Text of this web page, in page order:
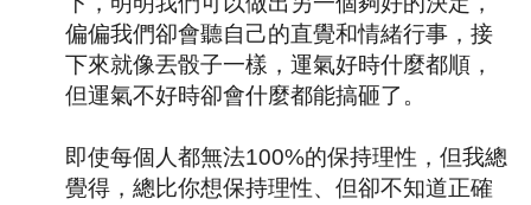
偏偏我們卻會聽自己的直覺和情緒行事，接
下來就像丟骰子一樣，運氣好時什麼都順，
但運氣不好時卻會什麼都能搞砸了。
即使每個人都無法100%的保持理性，但我總
覺得，總比你想保持理性、但卻不知道正確